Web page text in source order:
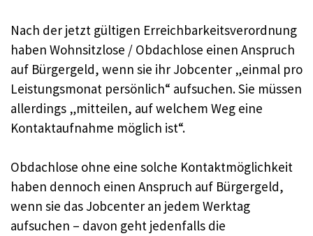
Nach der jetzt gültigen Erreichbarkeitsverordnung
haben Wohnsitzlose / Obdachlose einen Anspruch
auf Bürgergeld, wenn sie ihr Jobcenter „einmal pro
Leistungsmonat persönlich“ aufsuchen. Sie müssen
allerdings „mitteilen, auf welchem Weg eine
Kontaktaufnahme möglich ist“.
Obdachlose ohne eine solche Kontaktmöglichkeit
haben dennoch einen Anspruch auf Bürgergeld,
wenn sie das Jobcenter an jedem Werktag
aufsuchen – davon geht jedenfalls die